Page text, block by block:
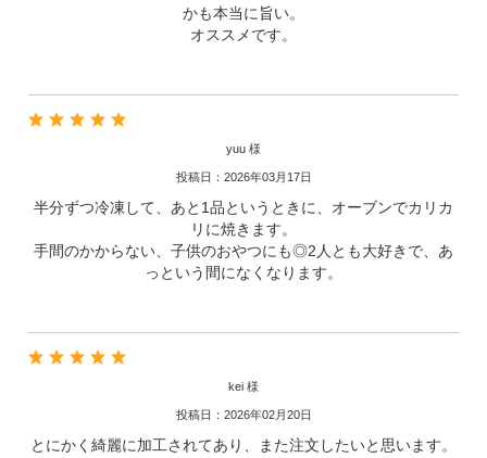
かも本当に旨い。
オススメです。
yuu 様
投稿日：2026年03月17日
半分ずつ冷凍して、あと1品というときに、オーブンでカリカ
リに焼きます。
手間のかからない、子供のおやつにも◎2人とも大好きで、あ
っという間になくなります。
kei 様
投稿日：2026年02月20日
とにかく綺麗に加工されてあり、また注文したいと思います。